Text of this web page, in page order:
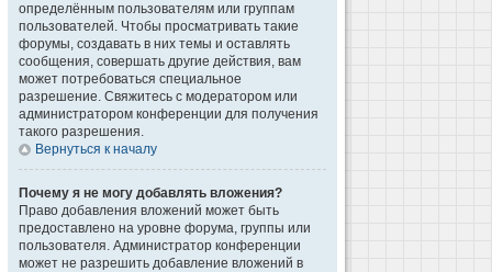
определённым пользователям или группам
пользователей. Чтобы просматривать такие
форумы, создавать в них темы и оставлять
сообщения, совершать другие действия, вам
может потребоваться специальное
разрешение. Свяжитесь с модератором или
администратором конференции для получения
такого разрешения.
Вернуться к началу
Почему я не могу добавлять вложения?
Право добавления вложений может быть
предоставлено на уровне форума, группы или
пользователя. Администратор конференции
может не разрешить добавление вложений в